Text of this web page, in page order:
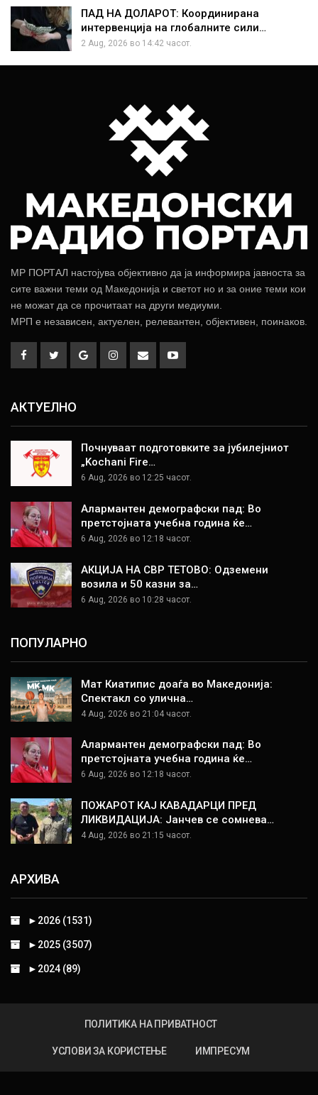
ПАД НА ДОЛАРОТ: Координирана
интервенција на глобалните сили…
2 Aug, 2026 во 14:42 часот.
МР ПОРТАЛ настојува објективно да ја информира јавноста за
сите важни теми од Македонија и светот но и за оние теми кои
не можат да се прочитаат на други медиуми.
МРП е независен, актуелен, релевантен, објективен, поинаков.
АКТУЕЛНО
Почнуваат подготовките за јубилејниот
„Kochani Fire…
6 Aug, 2026 во 12:25 часот.
Алармантен демографски пад: Во
претстојната учебна година ќе…
6 Aug, 2026 во 12:18 часот.
АКЦИЈА НА СВР ТЕТОВО: Одземени
возила и 50 казни за…
6 Aug, 2026 во 10:28 часот.
ПОПУЛАРНО
Мат Киатипис доаѓа во Македонија:
Спектакл со улична…
4 Aug, 2026 во 21:04 часот.
Алармантен демографски пад: Во
претстојната учебна година ќе…
6 Aug, 2026 во 12:18 часот.
ПОЖАРОТ КАЈ КАВАДАРЦИ ПРЕД
ЛИКВИДАЦИЈА: Јанчев се сомнева…
4 Aug, 2026 во 21:15 часот.
АРХИВА
► 2026 (1531)
► 2025 (3507)
► 2024 (89)
ПОЛИТИКА НА ПРИВАТНОСТ
УСЛОВИ ЗА КОРИСТЕЊЕ ИМПРЕСУМ